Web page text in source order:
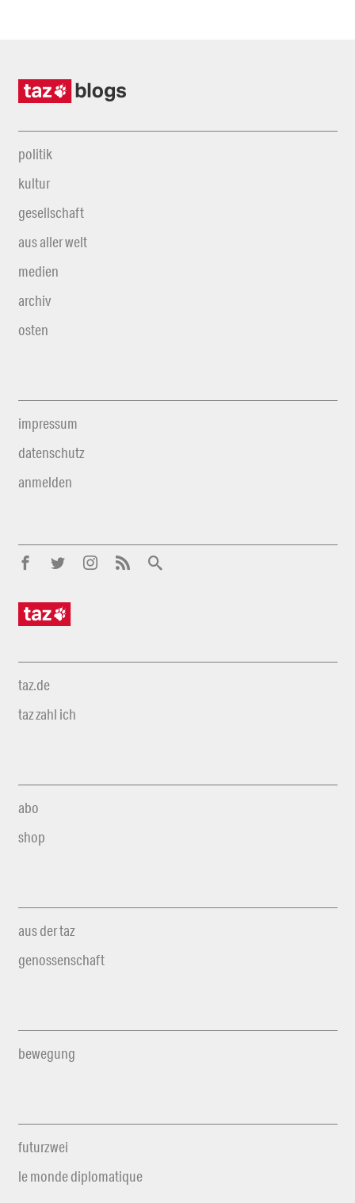
politik
kultur
gesellschaft
aus aller welt
medien
archiv
osten
impressum
datenschutz
anmelden
taz.de
taz zahl ich
abo
shop
aus der taz
genossenschaft
bewegung
futurzwei
le monde diplomatique